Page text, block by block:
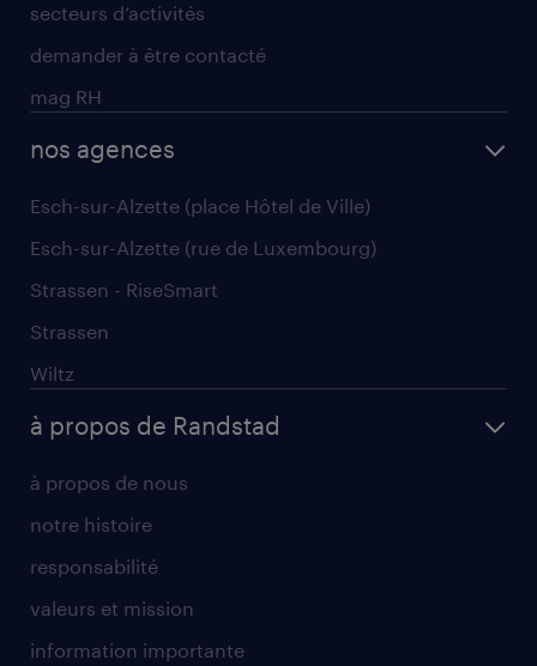
secteurs d’activités
demander à être contacté
mag RH
nos agences
Esch-sur-Alzette (place Hôtel de Ville)
Esch-sur-Alzette (rue de Luxembourg)
Strassen - RiseSmart
Strassen
Wiltz
à propos de Randstad
à propos de nous
notre histoire
responsabilité
valeurs et mission
information importante